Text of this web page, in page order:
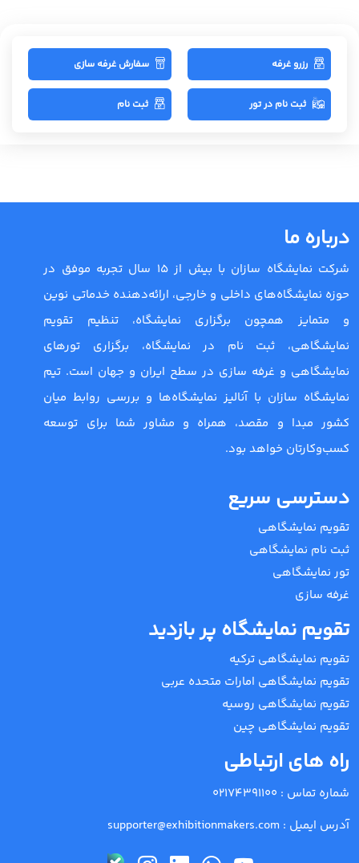
رزرو غرفه سفارش غرفه سازی
ثبت نام در تور ثبت نام
درباره ما
شرکت نمایشگاه سازان با بیش از 15 سال تجربه موفق در
حوزه نمایشگاه‌های داخلی و خارجی، ارائه‌دهنده خدماتی نوین
و متمایز همچون برگزاری نمایشگاه، تنظیم تقویم
نمایشگاهی، ثبت نام در نمایشگاه، برگزاری تورهای
نمایشگاهی و غرفه سازی در سطح ایران و جهان است. تیم
نمایشگاه سازان با آنالیز نمایشگاه‌ها و بررسی روابط میان
کشور مبدا و مقصد، همراه و مشاور شما برای توسعه
کسب‌وکارتان خواهد بود.
دسترسی سریع
تقویم نمایشگاهی
ثبت نام نمایشگاهی
تور نمایشگاهی
غرفه سازی
تقویم نمایشگاه پر بازدید
تقویم نمایشگاهی ترکیه
تقویم نمایشگاهی امارات متحده عربی
تقویم نمایشگاهی روسیه
تقویم نمایشگاهی چین
راه های ارتباطی
شماره تماس : 02174391100
آدرس ایمیل : supporter@exhibitionmakers.com